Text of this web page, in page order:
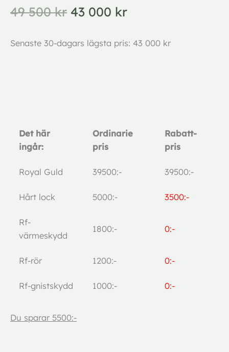
49 500kr 43 000 kr
Senaste 30-dagars lägsta pris: 43 000 kr
Det här
ingår:
Ordinarie
pris
Rabatt-
pris
Royal Guld 39500:- 39500:-
Hårt lock 5000:- 3500:-
Rf-
värmeskydd
1800:- 0:-
Rf-rör 1200:- 0:-
Rf-gnistskydd 1000:- 0:-
Du sparar 5500:-